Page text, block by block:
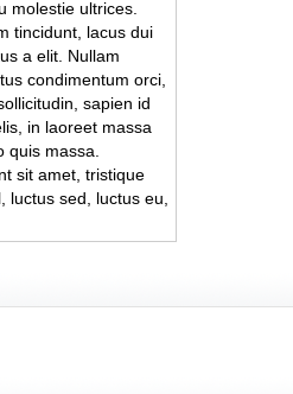
molestie ultrices.
tincidunt, lacus dui
a elit. Nullam
condimentum orci,
sapien id
in laoreet massa
quis massa.
sit amet, tristique
luctus sed, luctus eu,